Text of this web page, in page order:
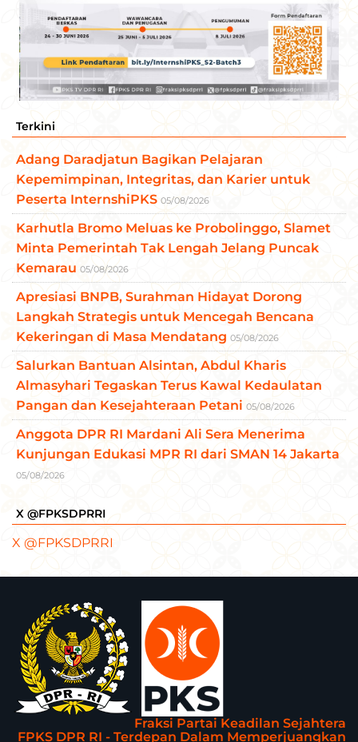
Terkini
Adang Daradjatun Bagikan Pelajaran
Kepemimpinan, Integritas, dan Karier untuk
Peserta InternshiPKS 05/08/2026
Karhutla Bromo Meluas ke Probolinggo, Slamet
Minta Pemerintah Tak Lengah Jelang Puncak
Kemarau 05/08/2026
Apresiasi BNPB, Surahman Hidayat Dorong
Langkah Strategis untuk Mencegah Bencana
Kekeringan di Masa Mendatang 05/08/2026
Salurkan Bantuan Alsintan, Abdul Kharis
Almasyhari Tegaskan Terus Kawal Kedaulatan
Pangan dan Kesejahteraan Petani 05/08/2026
Anggota DPR RI Mardani Ali Sera Menerima
Kunjungan Edukasi MPR RI dari SMAN 14 Jakarta
05/08/2026
X @FPKSDPRRI
X @FPKSDPRRI
Fraksi Partai Keadilan Sejahtera
FPKS DPR RI - Terdepan Dalam Memperjuangkan